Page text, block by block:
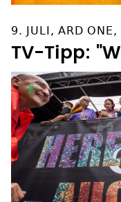
9. JULI, ARD
TV-Tipp: